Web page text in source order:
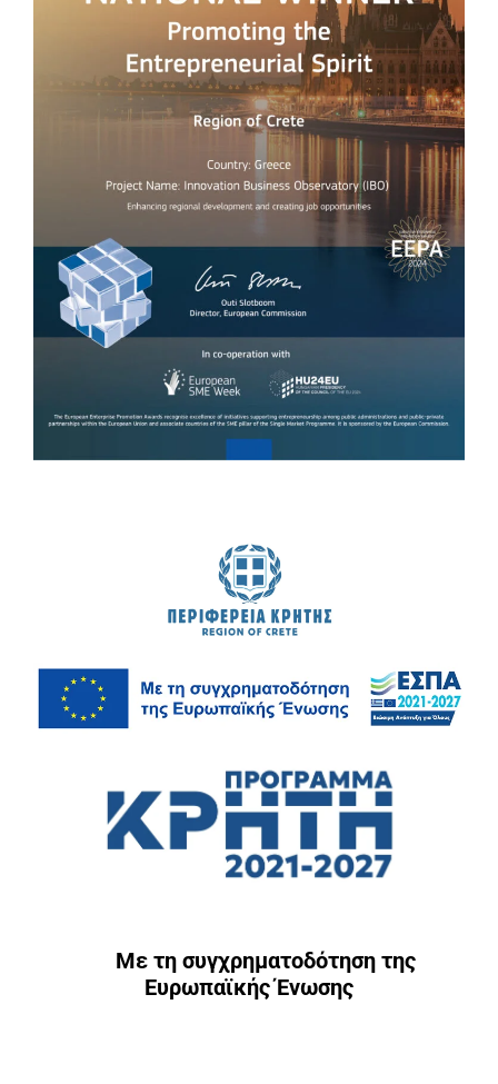
Με τη συγχρηματοδότηση της
Ευρωπαϊκής Ένωσης